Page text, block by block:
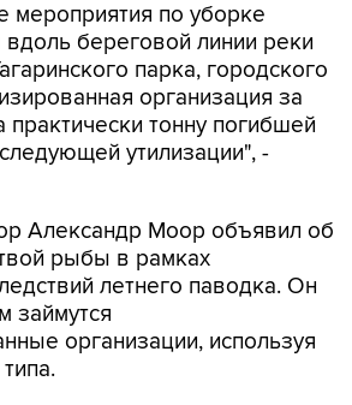
по уборке
береговой линии реки
парка, городского
организация за
практически тонну погибшей
утилизации", -
Александр Моор объявил об
рыбы в рамках
летнего паводка. Он
займутся
организации, используя